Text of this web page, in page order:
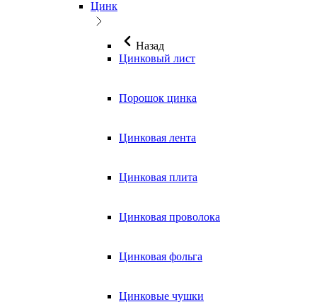
Цинк
Назад
Цинковый лист
Порошок цинка
Цинковая лента
Цинковая плита
Цинковая проволока
Цинковая фольга
Цинковые чушки